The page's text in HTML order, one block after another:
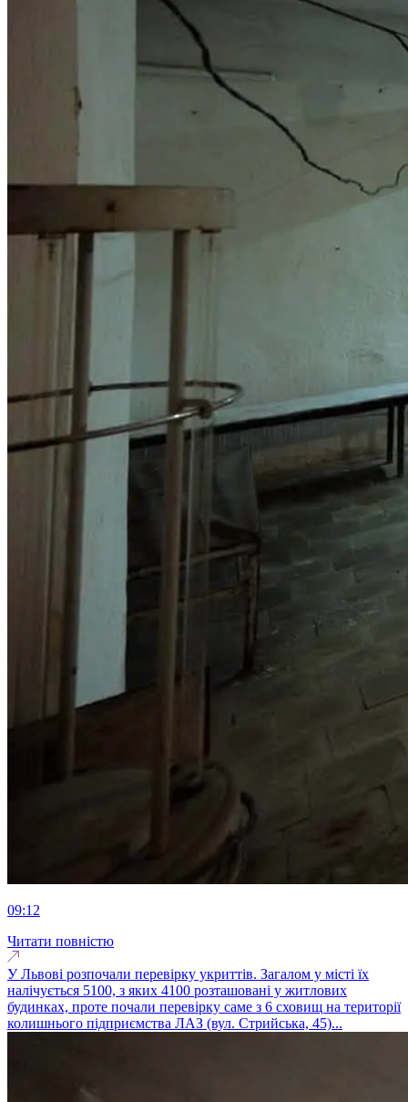
09:12
Читати повністю
У Львові розпочали перевірку укриттів. Загалом у місті їх
налічується 5100, з яких 4100 розташовані у житлових
будинках, проте почали перевірку саме з 6 сховищ на території
колишнього підприємства ЛАЗ (вул. Стрийська, 45)...